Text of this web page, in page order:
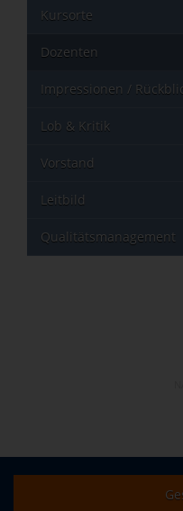
Kursorte
Dozenten
Impressionen /
Lob & Kritik
Vorstand
Leitbild
Qualitätsmanagement